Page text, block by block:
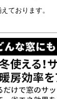
ております。